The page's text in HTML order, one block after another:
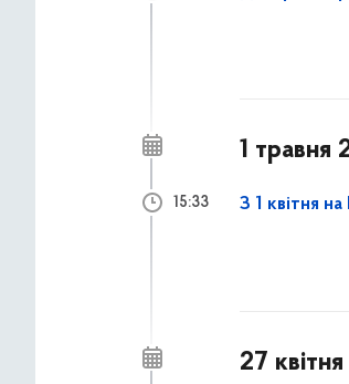
1 травня
З 1 квітня
15:33
27